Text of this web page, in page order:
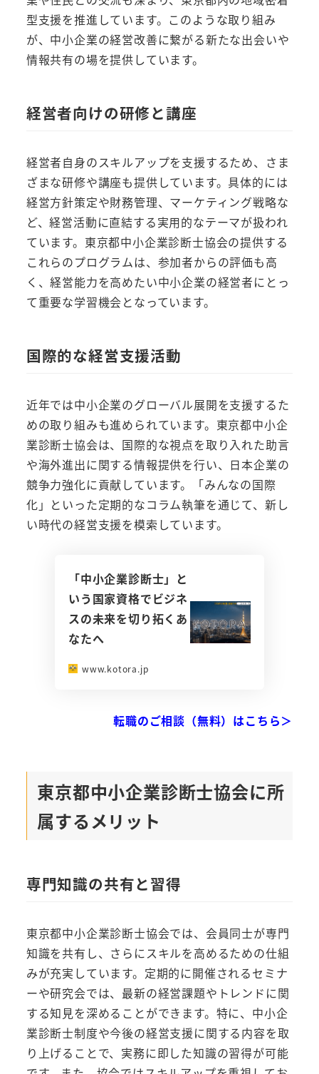
型支援を推進しています。このような取り組み
が、中小企業の経営改善に繋がる新たな出会いや
情報共有の場を提供しています。
経営者向けの研修と講座
経営者自身のスキルアップを支援するため、さま
ざまな研修や講座も提供しています。具体的には
経営方針策定や財務管理、マーケティング戦略な
ど、経営活動に直結する実用的なテーマが扱われ
ています。東京都中小企業診断士協会の提供する
これらのプログラムは、参加者からの評価も高
く、経営能力を高めたい中小企業の経営者にとっ
て重要な学習機会となっています。
国際的な経営支援活動
近年では中小企業のグローバル展開を支援するた
めの取り組みも進められています。東京都中小企
業診断士協会は、国際的な視点を取り入れた助言
や海外進出に関する情報提供を行い、日本企業の
競争力強化に貢献しています。「みんなの国際
化」といった定期的なコラム執筆を通じて、新し
い時代の経営支援を模索しています。
「中小企業診断士」と
いう国家資格でビジネ
スの未来を切り拓くあ
なたへ
www.kotora.jp
転職のご相談（無料）はこちら＞
東京都中小企業診断士協会に所
属するメリット
専門知識の共有と習得
東京都中小企業診断士協会では、会員同士が専門
知識を共有し、さらにスキルを高めるための仕組
みが充実しています。定期的に開催されるセミナ
ーや研究会では、最新の経営課題やトレンドに関
する知見を深めることができます。特に、中小企
業診断士制度や今後の経営支援に関する内容を取
り上げることで、実務に即した知識の習得が可能